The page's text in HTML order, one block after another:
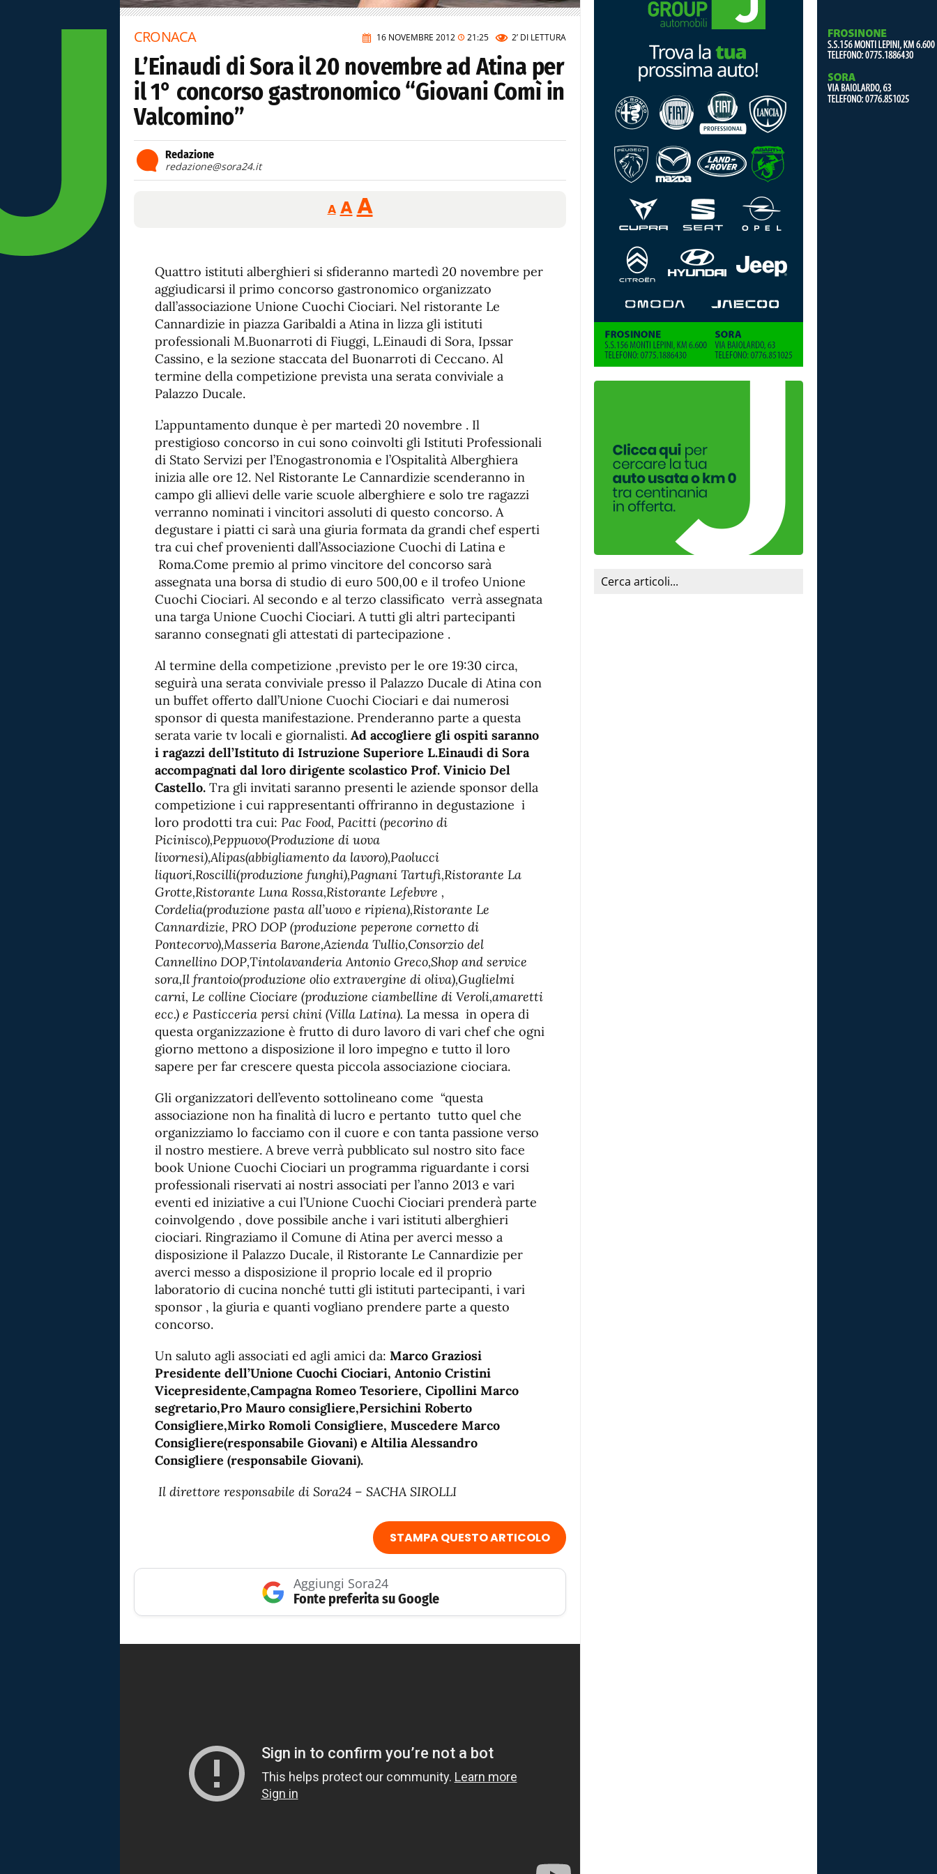
16 NOVEMBRE 2012 21:25 2’ DI LETTURA
CRONACA
L’Einaudi di Sora il 20 novembre ad Atina per
il 1° concorso gastronomico “Giovani Comì in
Valcomino”
Redazione
redazione@sora24.it
A
Reducir
tamaño
A Restablecer
tamaño
fuente
AAumentar
de
fuente.
Quattro istituti alberghieri si sfideranno martedì 20 novembre per
aggiudicarsi il primo concorso gastronomico organizzato
dall’associazione Unione Cuochi Ciociari. Nel ristorante Le
Cannardizie in piazza Garibaldi a Atina in lizza gli istituti
professionali M.Buonarroti di Fiuggi, L.Einaudi di Sora, Ipssar
Cassino, e la sezione staccata del Buonarroti di Ceccano. Al
termine della competizione prevista una serata conviviale a
Palazzo Ducale.
L’appuntamento dunque è per martedì 20 novembre . Il
prestigioso concorso in cui sono coinvolti gli Istituti Professionali
di Stato Servizi per l’Enogastronomia e l’Ospitalità Alberghiera
inizia alle ore 12. Nel Ristorante Le Cannardizie scenderanno in
campo gli allievi delle varie scuole alberghiere e solo tre ragazzi
verranno nominati i vincitori assoluti di questo concorso. A
degustare i piatti ci sarà una giuria formata da grandi chef esperti
tra cui chef provenienti dall’Associazione Cuochi di Latina e
Roma.Come premio al primo vincitore del concorso sarà
assegnata una borsa di studio di euro 500,00 e il trofeo Unione
Cuochi Ciociari. Al secondo e al terzo classificato verrà assegnata
una targa Unione Cuochi Ciociari. A tutti gli altri partecipanti
saranno consegnati gli attestati di partecipazione .
Al termine della competizione ,previsto per le ore 19:30 circa,
seguirà una serata conviviale presso il Palazzo Ducale di Atina con
un buffet offerto dall’Unione Cuochi Ciociari e dai numerosi
sponsor di questa manifestazione. Prenderanno parte a questa
serata varie tv locali e giornalisti. Ad accogliere gli ospiti saranno
i ragazzi dell’Istituto di Istruzione Superiore L.Einaudi di Sora
accompagnati dal loro dirigente scolastico Prof. Vinicio Del
Castello. Tra gli invitati saranno presenti le aziende sponsor della
competizione i cui rappresentanti offriranno in degustazione i
loro prodotti tra cui: Pac Food, Pacitti (pecorino di
Picinisco),Peppuovo(Produzione di uova
livornesi),Alipas(abbigliamento da lavoro),Paolucci
liquori,Roscilli(produzione funghi),Pagnani Tartufi,Ristorante La
Grotte,Ristorante Luna Rossa,Ristorante Lefebvre ,
Cordelia(produzione pasta all’uovo e ripiena),Ristorante Le
Cannardizie, PRO DOP (produzione peperone cornetto di
Pontecorvo),Masseria Barone,Azienda Tullio,Consorzio del
Cannellino DOP,Tintolavanderia Antonio Greco,Shop and service
sora,Il frantoio(produzione olio extravergine di oliva),Guglielmi
carni, Le colline Ciociare (produzione ciambelline di Veroli,amaretti
ecc.) e Pasticceria persi chini (Villa Latina). La messa in opera di
questa organizzazione è frutto di duro lavoro di vari chef che ogni
giorno mettono a disposizione il loro impegno e tutto il loro
sapere per far crescere questa piccola associazione ciociara.
Gli organizzatori dell’evento sottolineano come “questa
associazione non ha finalità di lucro e pertanto tutto quel che
organizziamo lo facciamo con il cuore e con tanta passione verso
il nostro mestiere. A breve verrà pubblicato sul nostro sito face
book Unione Cuochi Ciociari un programma riguardante i corsi
professionali riservati ai nostri associati per l’anno 2013 e vari
eventi ed iniziative a cui l’Unione Cuochi Ciociari prenderà parte
coinvolgendo , dove possibile anche i vari istituti alberghieri
ciociari. Ringraziamo il Comune di Atina per averci messo a
disposizione il Palazzo Ducale, il Ristorante Le Cannardizie per
averci messo a disposizione il proprio locale ed il proprio
laboratorio di cucina nonché tutti gli istituti partecipanti, i vari
sponsor , la giuria e quanti vogliano prendere parte a questo
concorso.
Un saluto agli associati ed agli amici da: Marco Graziosi
Presidente dell’Unione Cuochi Ciociari, Antonio Cristini
Vicepresidente,Campagna Romeo Tesoriere, Cipollini Marco
segretario,Pro Mauro consigliere,Persichini Roberto
Consigliere,Mirko Romoli Consigliere, Muscedere Marco
Consigliere(responsabile Giovani) e Altilia Alessandro
Consigliere (responsabile Giovani).
Il direttore responsabile di Sora24 – SACHA SIROLLI
STAMPA QUESTO ARTICOLO
Aggiungi Sora24
Fonte preferita su Google